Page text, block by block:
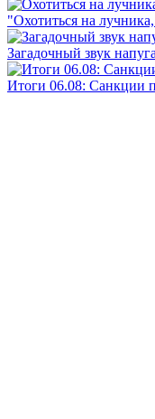
"Охотиться на
Загадочный звук
Итоги 06.08: Санкции